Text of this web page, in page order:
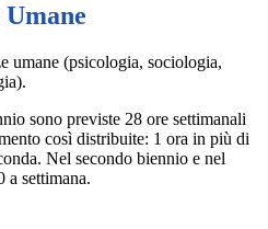
umane (psicologia, sociologia,
sono previste 28 ore settimanali
così distribuite: 1 ora in più di
Nel secondo biennio e nel
a settimana.